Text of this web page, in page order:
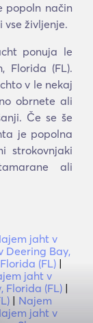
popoln način
življenje.
ponuja le
Florida (FL).
v le nekaj
obrnete ali
Če se še
je popolna
strokovnjaki
ali
jaht v
Deering Bay,
(FL) |
jaht v
Florida (FL) |
| Najem
jaht v